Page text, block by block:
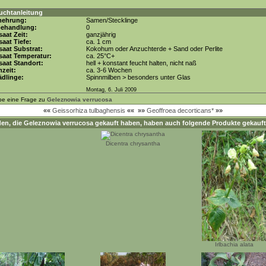
Samen/Stecklinge
0
Zeit:
ganzjährig
Tiefe:
ca. 1 cm
Substrat:
Kokohum oder Anzuchterde + Sand oder Perlite
Temperatur:
ca. 25°C+
Standort:
hell + konstant feucht halten, nicht naß
ca. 3-6 Wochen
Spinnmilben > besonders unter Glas
Montag, 6. Juli 2009
eine Frage zu Geleznowia verrucosa
«« Geissorhiza tulbaghensis «« »» Geoffroea decorticans* »»
die Geleznowia verrucosa gekauft haben, haben auch folgende Produkte
Dicentra chrysantha
Irlbachia alata